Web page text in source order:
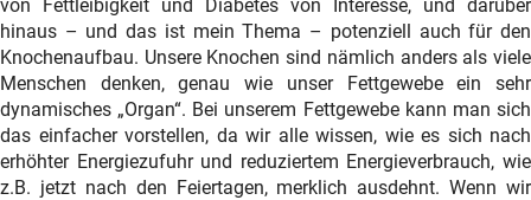
von Fettleibigkeit und Diabetes von Interesse, und darüber
hinaus – und das ist mein Thema – potenziell auch für den
Knochenaufbau. Unsere Knochen sind nämlich anders als viele
Menschen denken, genau wie unser Fettgewebe ein sehr
dynamisches „Organ“. Bei unserem Fettgewebe kann man sich
das einfacher vorstellen, da wir alle wissen, wie es sich nach
erhöhter Energiezufuhr und reduziertem Energieverbrauch, wie
z.B. jetzt nach den Feiertagen, merklich ausdehnt. Wenn wir